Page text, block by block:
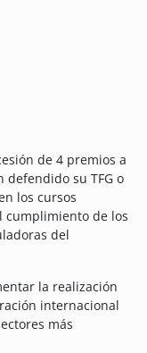
de 4 premios a
defendido su TFG o
los cursos
cumplimiento de los
del
la realización
internacional
más